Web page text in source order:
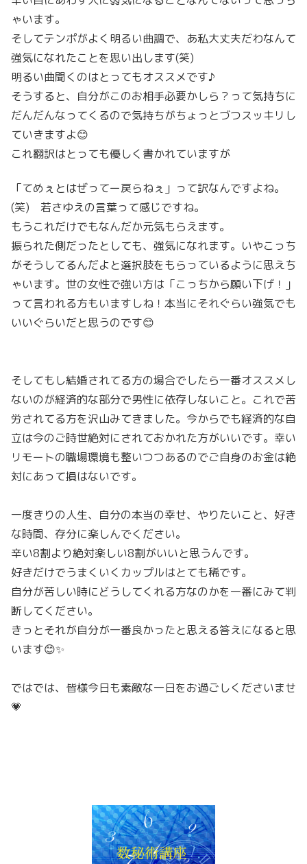
ゃいます。
そしてテンポがよく明るい曲調で、あ私大丈夫だわなんて
強気になれたことを思い出します(笑)
明るい曲聞くのはとってもオススメです♪
そうすると、自分がこのお相手必要かしら？って気持ちに
だんだんなってくるので気持ちがちょっとづつスッキリし
ていきますよ😊
これ翻訳はとっても優しく書かれていますが
「てめぇとはぜってー戻らねぇ」って訳なんですよね。
(笑) 若さゆえの言葉って感じですね。
もうこれだけでもなんだか元気もらえます。
振られた側だったとしても、強気になれます。いやこっち
がそうしてるんだよと選択肢をもらっているように思えち
ゃいます。世の女性で強い方は「こっちから願い下げ！」
って言われる方もいますしね！本当にそれぐらい強気でも
いいぐらいだと思うのです😊
そしてもし結婚されてる方の場合でしたら一番オススメし
ないのが経済的な部分で男性に依存しないこと。これで苦
労されてる方を沢山みてきました。今からでも経済的な自
立は今のご時世絶対にされておかれた方がいいです。幸い
リモートの職場環境も整いつつあるのでご自身のお金は絶
対にあって損はないです。
一度きりの人生、自分の本当の幸せ、やりたいこと、好き
な時間、存分に楽しんでください。
辛い8割より絶対楽しい8割がいいと思うんです。
好きだけでうまくいくカップルはとても稀です。
自分が苦しい時にどうしてくれる方なのかを一番にみて判
断してください。
きっとそれが自分が一番良かったと思える答えになると思
います😊✨
ではでは、皆様今日も素敵な一日をお過ごしくださいませ
💗